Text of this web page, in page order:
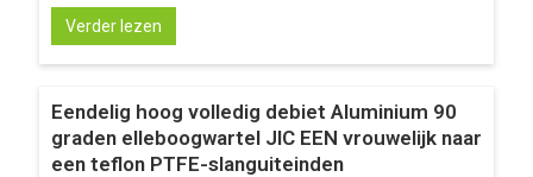
Verder lezen
Eendelig hoog volledig debiet Aluminium 90
graden elleboogwartel JIC EEN vrouwelijk naar
een teflon PTFE-slanguiteinden